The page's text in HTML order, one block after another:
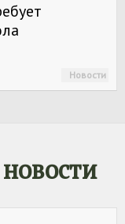
Новости